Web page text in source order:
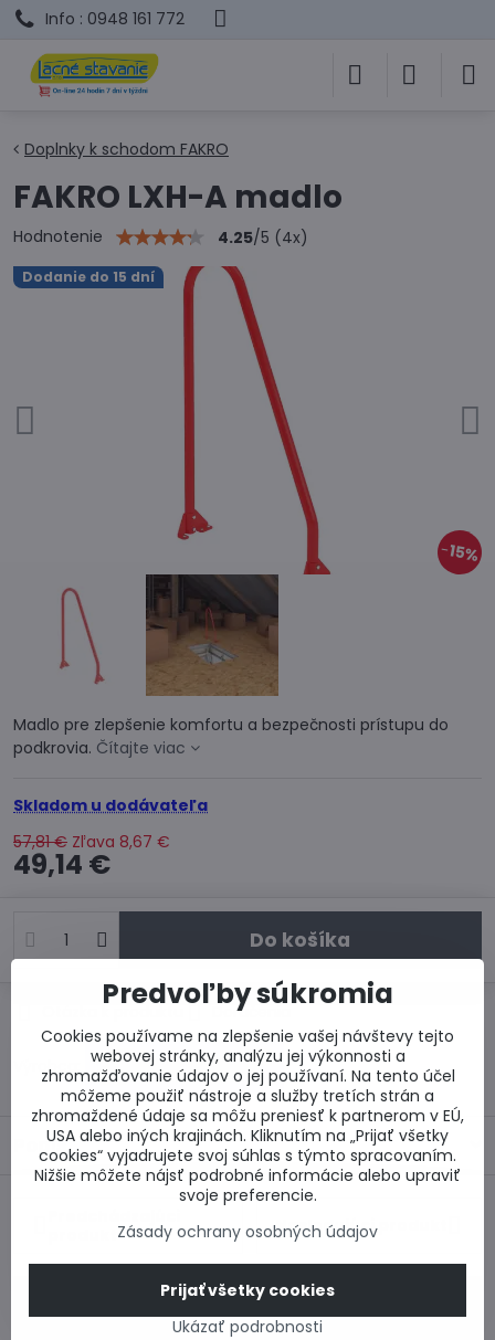
Info : 0948 161 772
Dodanie do 15 dní
15%
Doplnky k schodom FAKRO
FAKRO LXH-A madlo
Hodnotenie 4.25/5 (4x)
Madlo pre zlepšenie komfortu a bezpečnosti prístupu do
podkrovia. Čítajte viac
Skladom u dodávateľa
57,81 € Zľava 8,67 €
49,14 €
Do košíka
Doručenia
Výrobca:
Popis
Nasledujúci produkt
0917 969 003
Technické poradenstvo
Predvoľby súkromia
Cookies používame na zlepšenie vašej návštevy tejto
webovej stránky, analýzu jej výkonnosti a
zhromažďovanie údajov o jej používaní. Na tento účel
môžeme použiť nástroje a služby tretích strán a
zhromaždené údaje sa môžu preniesť k partnerom v EÚ,
USA alebo iných krajinách. Kliknutím na „Prijať všetky
cookies“ vyjadrujete svoj súhlas s týmto spracovaním.
Nižšie môžete nájsť podrobné informácie alebo upraviť
svoje preferencie.
Zásady ochrany osobných údajov
Ukázať podrobnosti
Prijať všetky cookies